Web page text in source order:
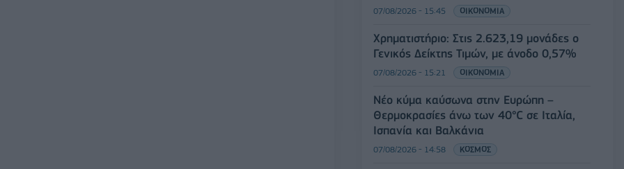
07/08/2026 - 15:45 ΟΙΚΟΝΟΜΙΑ
Χρηματιστήριο: Στις 2.623,19 μονάδες ο
Γενικός Δείκτης Τιμών, με άνοδο 0,57%
07/08/2026 - 15:21 ΟΙΚΟΝΟΜΙΑ
Νέο κύμα καύσωνα στην Ευρώπη –
Θερμοκρασίες άνω των 40°C σε Ιταλία,
Ισπανία και Βαλκάνια
07/08/2026 - 14:58 ΚΟΣΜΟΣ